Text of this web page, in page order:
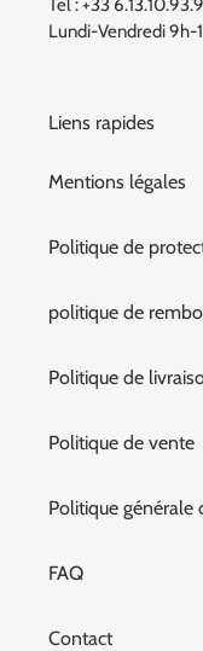
Tel : +33
Lundi-Vendredi 9h-
Liens rapides
Mentions légales
Politique de
politique de
Politique de
Politique de vente
Politique générale
FAQ
Contact